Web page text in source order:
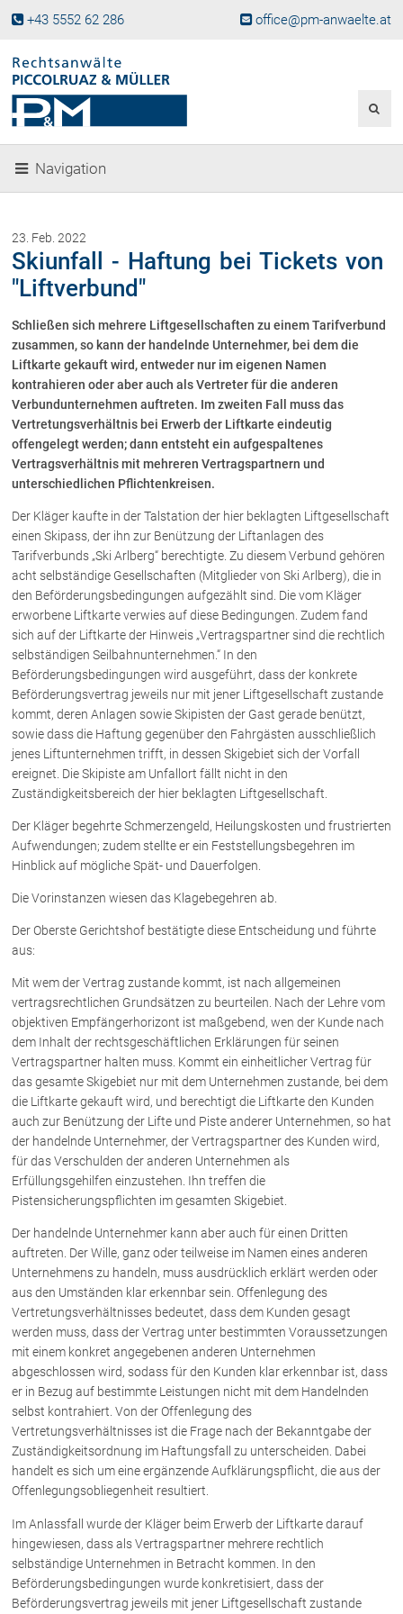
+43 5552 62 286 office@pm-anwaelte.at
Fachgebiete
Gesellschaftsgründung &
Beteiligungen
Immobilienrecht, Bauträgerrecht
Ferienimmobilien in Vorarlberg
Erbrecht
Familienrecht und Scheidungen
Prozessführung und
Schiedsgerichtsbarkeit
Skiunfälle in Österreich
Über uns
Kanzleiteam
Netzwerk
Download
Die Österreichischen Rechtsanwälte
Anwälte
Dr. Stefan Müller
Dr. Petra Piccolruaz
Mag. Patrick Piccolruaz
Dr. Roland Piccolruaz †
Mag. Raphaela Klotz
Rechtsnews
Medien
NOVUM
Fachliteratur
FAQ
Unternehmensnachfolge in der
Familie
Wichtige Vertragsklauseln bei Kauf-
und Übergabeverträgen
Check dein Recht/Erbrecht
Grundstückkauf
Checkliste: Immobilienertragssteuer
Checkliste: Mietvertrag
Checkliste: GmbH-Gründung
Checkliste: Gewerbeanm. durch jur.
Person
Kontakt
Navigation
23. Feb. 2022
Skiunfall - Haftung bei Tickets von
"Liftverbund"
Schließen sich mehrere Liftgesellschaften zu einem Tarifverbund
zusammen, so kann der handelnde Unternehmer, bei dem die
Liftkarte gekauft wird, entweder nur im eigenen Namen
kontrahieren oder aber auch als Vertreter für die anderen
Verbundunternehmen auftreten. Im zweiten Fall muss das
Vertretungsverhältnis bei Erwerb der Liftkarte eindeutig
offengelegt werden; dann entsteht ein aufgespaltenes
Vertragsverhältnis mit mehreren Vertragspartnern und
unterschiedlichen Pflichtenkreisen.
Der Kläger kaufte in der Talstation der hier beklagten Liftgesellschaft
einen Skipass, der ihn zur Benützung der Liftanlagen des
Tarifverbunds „Ski Arlberg“ berechtigte. Zu diesem Verbund gehören
acht selbständige Gesellschaften (Mitglieder von Ski Arlberg), die in
den Beförderungsbedingungen aufgezählt sind. Die vom Kläger
erworbene Liftkarte verwies auf diese Bedingungen. Zudem fand
sich auf der Liftkarte der Hinweis „Vertragspartner sind die rechtlich
selbständigen Seilbahnunternehmen.“ In den
Beförderungsbedingungen wird ausgeführt, dass der konkrete
Beförderungsvertrag jeweils nur mit jener Liftgesellschaft zustande
kommt, deren Anlagen sowie Skipisten der Gast gerade benützt,
sowie dass die Haftung gegenüber den Fahrgästen ausschließlich
jenes Liftunternehmen trifft, in dessen Skigebiet sich der Vorfall
ereignet. Die Skipiste am Unfallort fällt nicht in den
Zuständigkeitsbereich der hier beklagten Liftgesellschaft.
Der Kläger begehrte Schmerzengeld, Heilungskosten und frustrierten
Aufwendungen; zudem stellte er ein Feststellungsbegehren im
Hinblick auf mögliche Spät- und Dauerfolgen.
Die Vorinstanzen wiesen das Klagebegehren ab.
Der Oberste Gerichtshof bestätigte diese Entscheidung und führte
aus:
Mit wem der Vertrag zustande kommt, ist nach allgemeinen
vertragsrechtlichen Grundsätzen zu beurteilen. Nach der Lehre vom
objektiven Empfängerhorizont ist maßgebend, wen der Kunde nach
dem Inhalt der rechtsgeschäftlichen Erklärungen für seinen
Vertragspartner halten muss. Kommt ein einheitlicher Vertrag für
das gesamte Skigebiet nur mit dem Unternehmen zustande, bei dem
die Liftkarte gekauft wird, und berechtigt die Liftkarte den Kunden
auch zur Benützung der Lifte und Piste anderer Unternehmen, so hat
der handelnde Unternehmer, der Vertragspartner des Kunden wird,
für das Verschulden der anderen Unternehmen als
Erfüllungsgehilfen einzustehen. Ihn treffen die
Pistensicherungspflichten im gesamten Skigebiet.
Der handelnde Unternehmer kann aber auch für einen Dritten
auftreten. Der Wille, ganz oder teilweise im Namen eines anderen
Unternehmens zu handeln, muss ausdrücklich erklärt werden oder
aus den Umständen klar erkennbar sein. Offenlegung des
Vertretungsverhältnisses bedeutet, dass dem Kunden gesagt
werden muss, dass der Vertrag unter bestimmten Voraussetzungen
mit einem konkret angegebenen anderen Unternehmen
abgeschlossen wird, sodass für den Kunden klar erkennbar ist, dass
er in Bezug auf bestimmte Leistungen nicht mit dem Handelnden
selbst kontrahiert. Von der Offenlegung des
Vertretungsverhältnisses ist die Frage nach der Bekanntgabe der
Zuständigkeitsordnung im Haftungsfall zu unterscheiden. Dabei
handelt es sich um eine ergänzende Aufklärungspflicht, die aus der
Offenlegungsobliegenheit resultiert.
Im Anlassfall wurde der Kläger beim Erwerb der Liftkarte darauf
hingewiesen, dass als Vertragspartner mehrere rechtlich
selbständige Unternehmen in Betracht kommen. In den
Beförderungsbedingungen wurde konkretisiert, dass der
Beförderungsvertrag jeweils mit jener Liftgesellschaft zustande